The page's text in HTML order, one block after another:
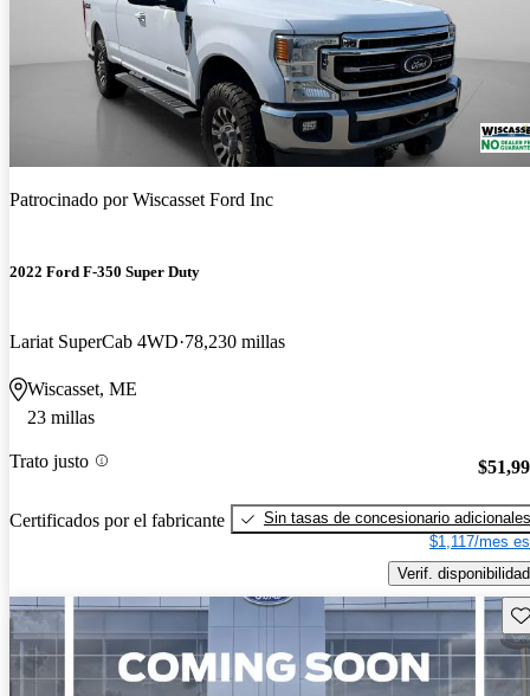
Patrocinado porWiscasset Ford Inc
2022 Ford F-350 Super Duty
Lariat SuperCab 4WD 78,230 millas
Wiscasset, ME
23 millas
Trato justo
Certificados por el fabricante
Sin tasas de concesionario adicionales
$1,117/mes
Verif. disponibilidad